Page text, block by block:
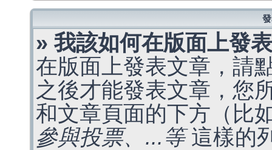
» 我該如何在版面上發
在版面上發表文章，請
之後才能發表文章，您
和文章頁面的下方（比
參與投票、...等這樣的